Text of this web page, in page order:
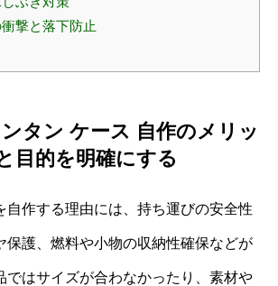
撃と落下防止
タン ケース 自作のメリッ
目的を明確にする
自作する理由には、持ち運びの安全性
保護、燃料や小物の収納性確保などが
ではサイズが合わなかったり、素材や